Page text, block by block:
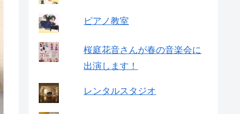
ピアノ教室
桜庭花音さんが春の音楽会に
出演します！
レンタルスタジオ